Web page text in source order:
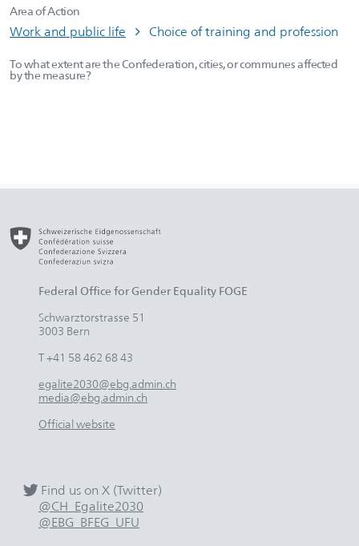
Area of Action
Work and public life Choice of training and profession
To what extent are the Confederation, cities, or communes affected
by the measure?
Federal Office for Gender Equality FOGE
Schwarztorstrasse 51
3003 Bern
T +41 58 462 68 43
egalite2030@ebg.admin.ch
media@ebg.admin.ch
Official website
Find us on X (Twitter)
@CH_Egalite2030
@EBG_BFEG_UFU